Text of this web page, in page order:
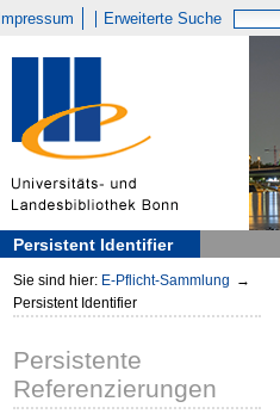
Impressum Erweiterte Suche
Persistent Identifier
Sie sind hier: E-Pflicht-Sammlung →
Persistent Identifier
Persistente
Referenzierungen